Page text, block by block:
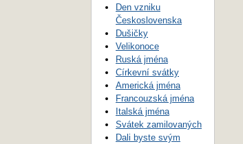
Den vzniku
Československa
Dušičky
Velikonoce
Ruská jména
Církevní svátky
Americká jména
Francouzská jména
Italská jména
Svátek zamilovaných
Dali byste svým